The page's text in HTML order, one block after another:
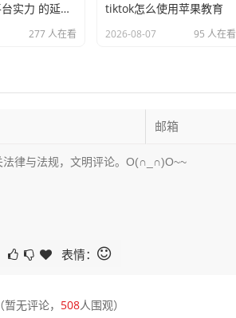
电商跨境平台实力 的延伸长尾关键词有什么
277 人在看
tiktok怎么使用苹果教育
2026-08-07 95 人在看
表情：
（暂无评论， 508人围观）